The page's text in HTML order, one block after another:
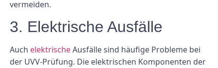
vermeiden.
3. Elektrische Ausfälle
Auch elektrischeAusfälle sind häufige Probleme bei
der UVV-Prüfung. Die elektrischen Komponenten der